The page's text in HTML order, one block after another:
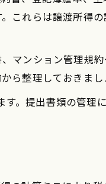
これらは譲渡所得
マンション管理規
ら整理しておきまし
。提出書類の管理